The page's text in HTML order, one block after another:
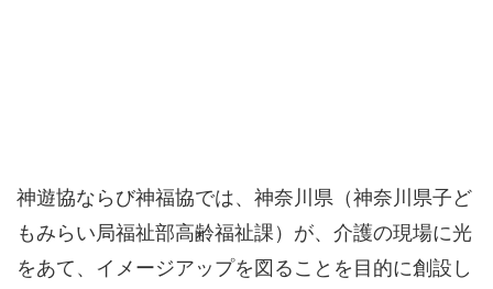
神遊協ならび神福協では、神奈川県（神奈川県子ど
もみらい局福祉部高齢福祉課）が、介護の現場に光
をあて、イメージアップを図ることを目的に創設し